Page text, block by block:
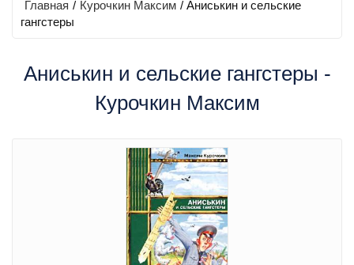
Главная / Курочкин Максим / Аниськин и сельские
гангстеры
Аниськин и сельские гангстеры -
Курочкин Максим